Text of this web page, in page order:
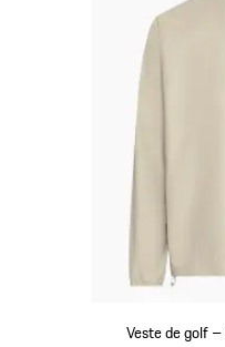
Veste de golf